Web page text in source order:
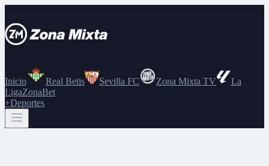
Inicio Real Betis Sevilla FC Zona Mixta TV
La
LigaZonaBet
+Deportes